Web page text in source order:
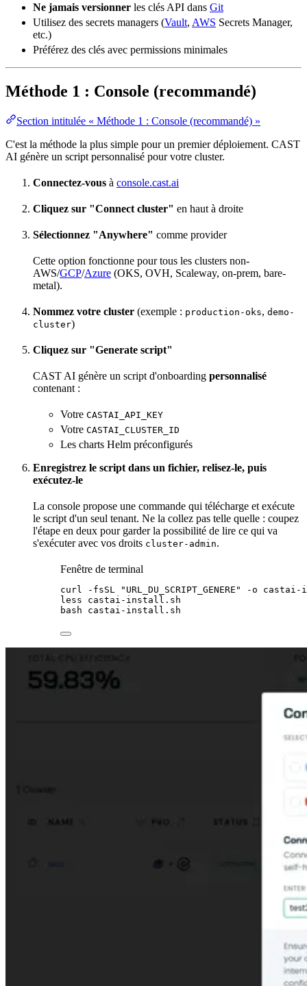
Ne jamais versionner les clés API dans Git
Utilisez des secrets managers (Vault, AWS Secrets Manager,
etc.)
Préférez des clés avec permissions minimales
Méthode 1 : Console (recommandé)
Section intitulée « Méthode 1 : Console (recommandé) »
C'est la méthode la plus simple pour un premier déploiement. CAST
AI génère un script personnalisé pour votre cluster.
Connectez-vous à console.cast.ai
Cliquez sur "Connect cluster" en haut à droite
Sélectionnez "Anywhere" comme provider
Cette option fonctionne pour tous les clusters non-
AWS/GCP/Azure (OKS, OVH, Scaleway, on-prem, bare-
metal).
Nommez votre cluster (exemple : production-oks, demo-
cluster)
Cliquez sur "Generate script"
CAST AI génère un script d'onboarding personnalisé
contenant :
Votre CASTAI_API_KEY
Votre CASTAI_CLUSTER_ID
Les charts Helm préconfigurés
Enregistrez le script dans un fichier, relisez-le, puis
exécutez-le
La console propose une commande qui télécharge et exécute
le script d'un seul tenant. Ne la collez pas telle quelle : coupez
l'étape en deux pour garder la possibilité de lire ce qui va
s'exécuter avec vos droits cluster-admin.
Fenêtre de terminal
curl -fsSL " URL_DU_SCRIPT_GENERE " -o
castai-
less
castai-install.sh
bash
castai-install.sh